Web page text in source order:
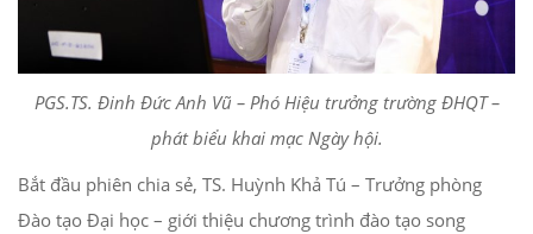
PGS.TS. Đinh Đức Anh Vũ – Phó Hiệu trưởng trường ĐHQT –
phát biểu khai mạc Ngày hội.
Bắt đầu phiên chia sẻ, TS. Huỳnh Khả Tú – Trưởng phòng
Đào tạo Đại học – giới thiệu chương trình đào tạo song